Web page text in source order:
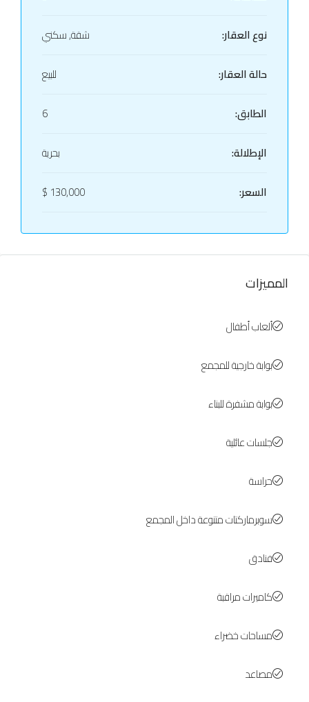
نوع العقار:
شقة, سكني
حالة العقار:
للبيع
الطابق:
6
الإطلالة:
بحرية
السعر:
130,000 $
المميزات
ألعاب أطفال
بوابة خارجية للمجمع
بوابة مشفرة للبناء
جلسات عائلية
حراسة
سوبرماركتات متنوعة داخل المجمع
فنادق
كاميرات مراقبة
مساحات خضراء
مصاعد